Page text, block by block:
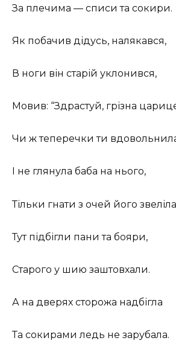
За плечима — списи та сокири.
Як побачив дідусь, налякався,
В ноги він старій уклонився,
Мовив: “Здрастуй, грізна
Чи ж теперечки ти
І не глянула баба на нього,
Тільки гнати з очей його
Тут підбігли пани та бояри,
Старого у шию заштовхали.
А на дверях сторожа надбігла
Та сокирами ледь не зарубала.